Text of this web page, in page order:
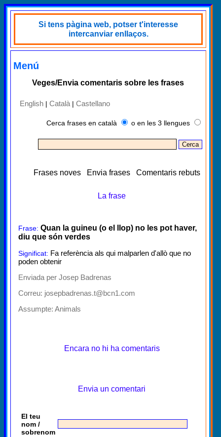
Si tens pàgina web, potser t'interesse
intercanviar enllaços.
Menú
Veges/Envia comentaris sobre les frases
English | Català | Castellano
Cerca frases en català o en les 3 llengues
Frases noves Envia frases Comentaris rebuts
La frase
Frase: Quan la guineu (o el llop) no les pot haver,
diu que són verdes
Significat: Fa referència als qui malparlen d'allò que no
poden obtenir
Enviada per Josep Badrenas
Correu: josepbadrenas.t@bcn1.com
Assumpte: Animals
Encara no hi ha comentaris
Envia un comentari
El teu
nom /
sobrenom